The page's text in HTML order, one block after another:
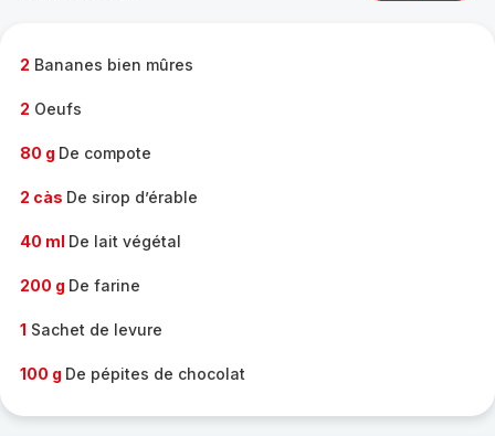
2 Bananes bien mûres
2 Oeufs
80 g De compote
2 càs De sirop d’érable
40 ml De lait végétal
200 g De farine
1 Sachet de levure
100 g De pépites de chocolat